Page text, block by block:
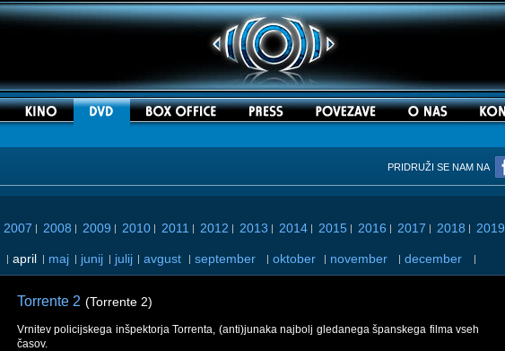
PRIDRUŽI SE NAM NA
2007 | 2008 | 2009 | 2010| 2011 | 2012 | 2013 | 2014| 2015 | 2016 | 2017 | 2018 | 2019
| april | maj | junij | julij | avgust | september | oktober | november | december |
Torrente 2 (Torrente 2)
Vrnitev policijskega inšpektorja Torrenta, (anti)junaka najbolj gledanega španskega filma vseh
časov.